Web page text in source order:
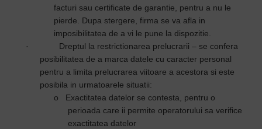
facturi sau certificate de garantie, pentru a nu le
pierde. Dupa stergere, firma se va afla in
imposibilitatea de a vi le pune la dispozitie.
·
Dreptul la restrictionarea prelucrarii – se confera
posibilitatea de a marca datele cu caracter personal
pentru a limita prelucrarea viitoare a acestora si este
posibila in urmatoarele situatii:
o
Exactitatea datelor se contesta, pentru o
perioada care ii permite operatorului sa verifice
exactitatea datelor